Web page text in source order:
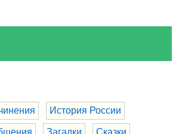
История России